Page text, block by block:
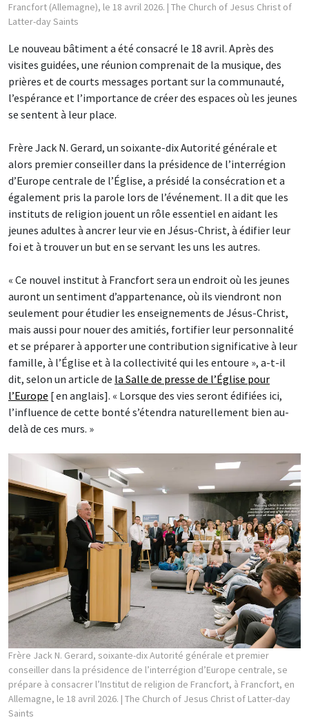
Francfort (Allemagne), le 18 avril 2026. | The Church of Jesus Christ of
Latter-day Saints
Le nouveau bâtiment a été consacré le 18 avril. Après des
visites guidées, une réunion comprenait de la musique, des
prières et de courts messages portant sur la communauté,
l’espérance et l’importance de créer des espaces où les jeunes
se sentent à leur place.
Frère Jack N. Gerard, un soixante-dix Autorité générale et
alors premier conseiller dans la présidence de l’interrégion
d’Europe centrale de l’Église, a présidé la consécration et a
également pris la parole lors de l’événement. Il a dit que les
instituts de religion jouent un rôle essentiel en aidant les
jeunes adultes à ancrer leur vie en Jésus-Christ, à édifier leur
foi et à trouver un but en se servant les uns les autres.
« Ce nouvel institut à Francfort sera un endroit où les jeunes
auront un sentiment d’appartenance, où ils viendront non
seulement pour étudier les enseignements de Jésus-Christ,
mais aussi pour nouer des amitiés, fortifier leur personnalité
et se préparer à apporter une contribution significative à leur
famille, à l’Église et à la collectivité qui les entoure », a-t-il
dit, selon un article de la Salle de presse de l’Église pour
l’Europe [ en anglais]. « Lorsque des vies seront édifiées ici,
l’influence de cette bonté s’étendra naturellement bien au-
delà de ces murs. »
Frère Jack N. Gerard, soixante-dix Autorité générale et premier
conseiller dans la présidence de l’interrégion d’Europe centrale, se
prépare à consacrer l’Institut de religion de Francfort, à Francfort, en
Allemagne, le 18 avril 2026. | The Church of Jesus Christ of Latter-day
Saints